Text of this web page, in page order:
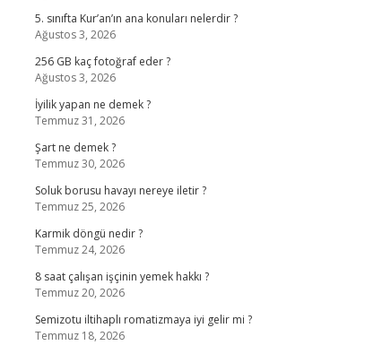
5. sınıfta Kur’an’ın ana konuları nelerdir ?
Ağustos 3, 2026
256 GB kaç fotoğraf eder ?
Ağustos 3, 2026
İyilik yapan ne demek ?
Temmuz 31, 2026
Şart ne demek ?
Temmuz 30, 2026
Soluk borusu havayı nereye iletir ?
Temmuz 25, 2026
Karmik döngü nedir ?
Temmuz 24, 2026
8 saat çalışan işçinin yemek hakkı ?
Temmuz 20, 2026
Semizotu iltihaplı romatizmaya iyi gelir mi ?
Temmuz 18, 2026